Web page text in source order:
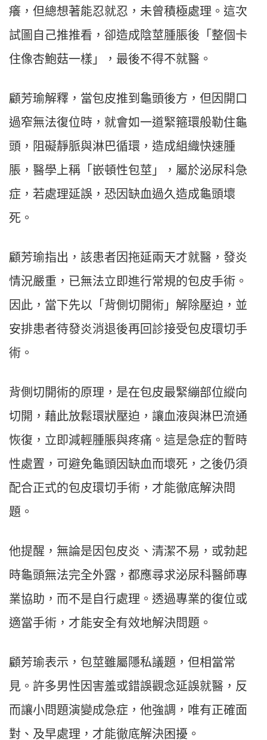
癢，但總想著能忍就忍，未曾積極處理。這次
試圖自己推推看，卻造成陰莖腫脹後「整個卡
住像杏鮑菇一樣」，最後不得不就醫。
顧芳瑜解釋，當包皮推到龜頭後方，但因開口
過窄無法復位時，就會如一道緊箍環般勒住龜
頭，阻礙靜脈與淋巴循環，造成組織快速腫
脹，醫學上稱「嵌頓性包莖」，屬於泌尿科急
症，若處理延誤，恐因缺血過久造成龜頭壞
死。
顧芳瑜指出，該患者因拖延兩天才就醫，發炎
情況嚴重，已無法立即進行常規的包皮手術。
因此，當下先以「背側切開術」解除壓迫，並
安排患者待發炎消退後再回診接受包皮環切手
術。
背側切開術的原理，是在包皮最緊繃部位縱向
切開，藉此放鬆環狀壓迫，讓血液與淋巴流通
恢復，立即減輕腫脹與疼痛。這是急症的暫時
性處置，可避免龜頭因缺血而壞死，之後仍須
配合正式的包皮環切手術，才能徹底解決問
題。
他提醒，無論是因包皮炎、清潔不易，或勃起
時龜頭無法完全外露，都應尋求泌尿科醫師專
業協助，而不是自行處理。透過專業的復位或
適當手術，才能安全有效地解決問題。
顧芳瑜表示，包莖雖屬隱私議題，但相當常
見。許多男性因害羞或錯誤觀念延誤就醫，反
而讓小問題演變成急症，他強調，唯有正確面
對、及早處理，才能徹底解決困擾。